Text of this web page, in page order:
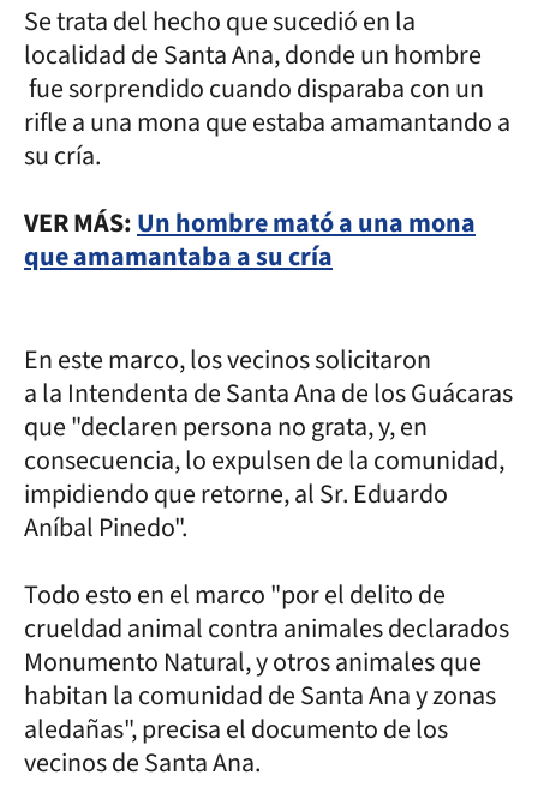
Se trata del hecho que sucedió en la
localidad de Santa Ana, donde un hombre
fue sorprendido cuando disparaba con un
rifle a una mona que estaba amamantando a
su cría.
VER MÁS:Un hombre mató a una mona
que amamantaba a su cría
En este marco, los vecinos solicitaron
a la Intendenta de Santa Ana de los Guácaras
que "declaren persona no grata, y, en
consecuencia, lo expulsen de la comunidad,
impidiendo que retorne, al Sr. Eduardo
Aníbal Pinedo".
Todo esto en el marco "por el delito de
crueldad animal contra animales declarados
Monumento Natural, y otros animales que
habitan la comunidad de Santa Ana y zonas
aledañas", precisa el documento de los
vecinos de Santa Ana.